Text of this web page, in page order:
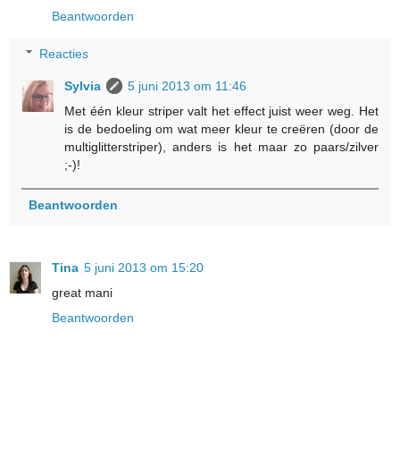
Beantwoorden
Reacties
Sylvia
5 juni 2013 om 11:46
Met één kleur striper valt het effect juist weer weg. Het
is de bedoeling om wat meer kleur te creëren (door de
multiglitterstriper), anders is het maar zo paars/zilver
;-)!
Beantwoorden
Tina 5 juni 2013 om 15:20
great mani
Beantwoorden